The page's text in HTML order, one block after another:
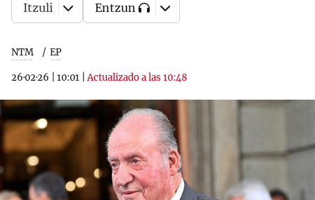
NTM EP
26·02·26 10:01 |Actualizado a las 10:48
Itzuli Entzun